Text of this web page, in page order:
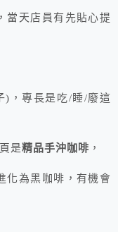
當天店員有先貼心提
)，專長是吃/睡/廢這
是精品手沖咖啡 ，
化為黑咖啡，有機會